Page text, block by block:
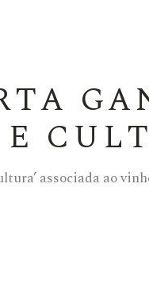
associada ao